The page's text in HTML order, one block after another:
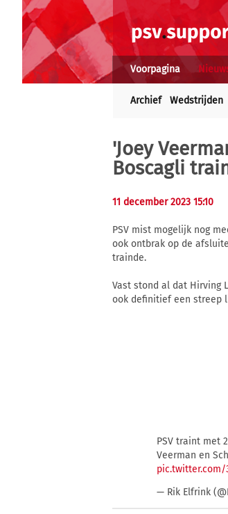
Voorpagina
Archief Wedstrijden
'Joey
Boscagli
11 december 2023 15:10
PSV mist mogelijk nog
ook ontbrak op de
trainde.
Vast stond al dat Hirving
ook definitief een streep
PSV traint met
Veerman en
pic.twitter.com/
— Rik Elfrink